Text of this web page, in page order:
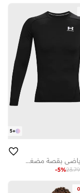
+
5
تيشيرت رياضي بقصة مضغوطة
23.79
-5%